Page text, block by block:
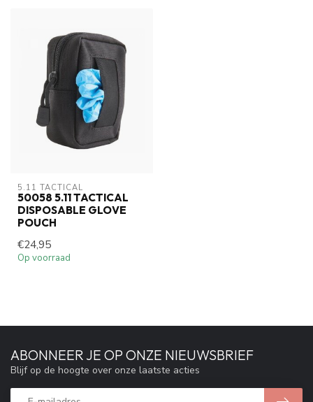
5.11 TACTICAL
50058 5.11 TACTICAL
DISPOSABLE GLOVE
POUCH
€24,95
Op voorraad
ABONNEER JE OP ONZE NIEUWSBRIEF
Blijf op de hoogte over onze laatste acties